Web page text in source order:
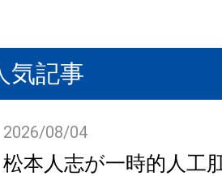
気記事
2026/08/04
松本人志が一時的人工